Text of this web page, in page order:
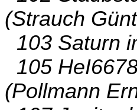
(Strauch
103 Saturn
105
(Pollmann